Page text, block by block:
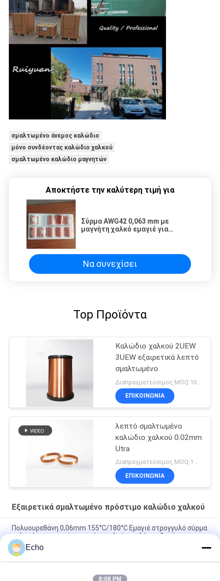
σμαλτωμένο άνεμος καλώδιο
μόνο συνδέοντας καλώδιο χαλκού
σμαλτωμένο καλώδιο μαγνητών
Αποκτήστε την καλύτερη τιμή για
Σύρμα AWG42 0,063 mm με
μαγνήτη χαλκό εμαγιέ για
Να συνεχίσει
Top Προϊόντα
Καλώδιο χαλκού 2UEW
3UEW εξαιρετικά λεπτό
σμαλτωμένο
ΕΠΙΚΟΙΝΩΝΙΑ
λεπτό σμαλτωμένο
καλώδιο χαλκού 0.02mm
Utra
Διαπραγματεύσιμος MOQ:1 χιλιόγραμμα
ΕΠΙΚΟΙΝΩΝΙΑ
Εξαιρετικά σμαλτωμένο πρόστιμο καλώδιο χαλκού
Πολυουρεθάνη 0,06mm 155°C/180°C Εμαγιέ στρογγυλό σύρμα
χαλκού για στερεό μονωμένο χαλκό υψηλής καθαρότητας
Σύρμα μαγνήτη χαλκού 0,032 mm για αισθητήρες ρεύματος
υψηλής ακρίβειας
Echo
8:08 PM